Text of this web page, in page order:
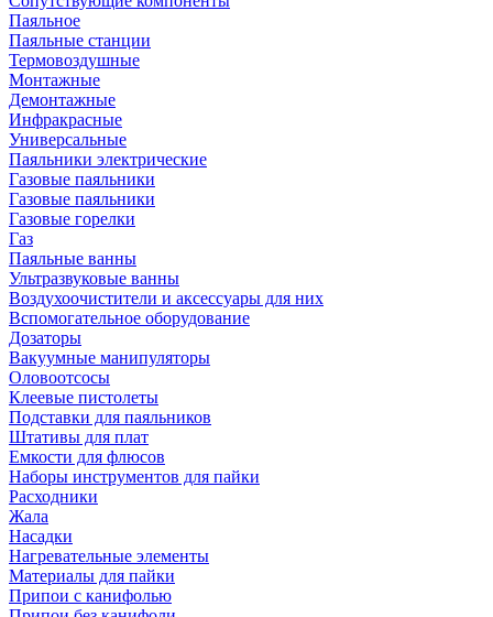
Паяльное
Паяльные станции
Термовоздушные
Монтажные
Демонтажные
Инфракрасные
Универсальные
Паяльники электрические
Газовые паяльники
Газовые паяльники
Газовые горелки
Газ
Паяльные ванны
Ультразвуковые ванны
Воздухоочистители и аксессуары для них
Вспомогательное оборудование
Дозаторы
Вакуумные манипуляторы
Оловоотсосы
Клеевые пистолеты
Подставки для паяльников
Штативы для плат
Емкости для флюсов
Наборы инструментов для пайки
Расходники
Жала
Насадки
Нагревательные элементы
Материалы для пайки
Припои с канифолью